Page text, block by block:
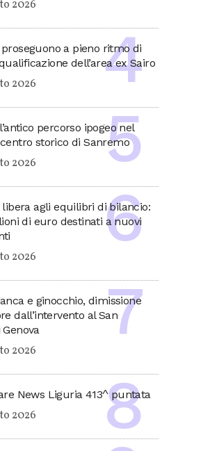
2026
a pieno ritmo di
dell’area ex Sairo
2026
percorso ipogeo nel
storico di Sanremo
2026
libera agli equilibri di bilancio:
di euro destinati a nuovi
2026
e ginocchio, dimissione
dall’intervento al San
2026
News Liguria 413^ puntata
2026